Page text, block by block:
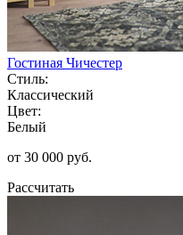
Гостиная Чичестер
Стиль:
Классический
Цвет:
Белый
от 30 000 руб.
Рассчитать